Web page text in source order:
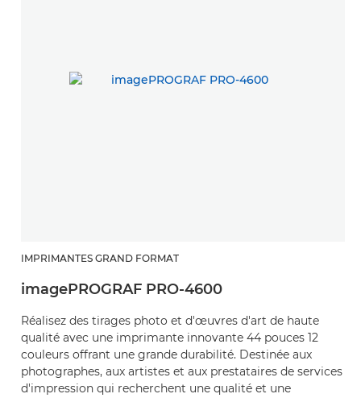
IMPRIMANTES GRAND FORMAT
imagePROGRAF PRO-4600
Réalisez des tirages photo et d'œuvres d'art de haute
qualité avec une imprimante innovante 44 pouces 12
couleurs offrant une grande durabilité. Destinée aux
photographes, aux artistes et aux prestataires de services
d'impression qui recherchent une qualité et une